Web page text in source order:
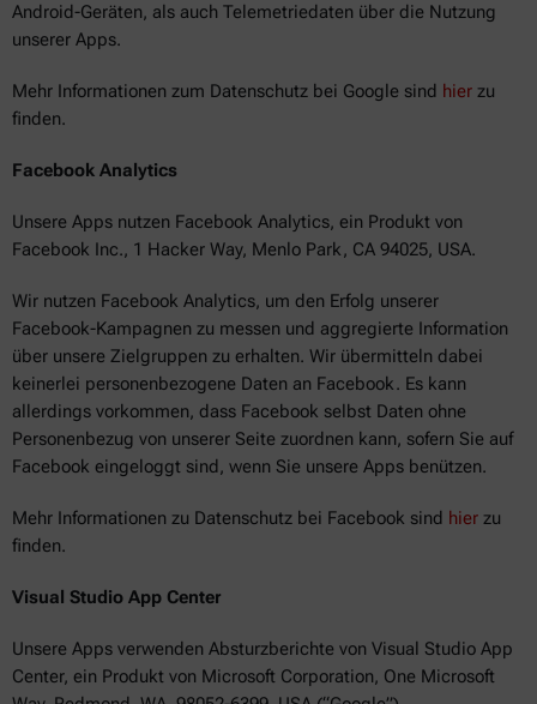
Android-Geräten, als auch Telemetriedaten über die Nutzung
unserer Apps.
Mehr Informationen zum Datenschutz bei Google sind hier zu
finden.
Facebook Analytics
Unsere Apps nutzen Facebook Analytics, ein Produkt von
Facebook Inc., 1 Hacker Way, Menlo Park, CA 94025, USA.
Wir nutzen Facebook Analytics, um den Erfolg unserer
Facebook-Kampagnen zu messen und aggregierte Information
über unsere Zielgruppen zu erhalten. Wir übermitteln dabei
keinerlei personenbezogene Daten an Facebook. Es kann
allerdings vorkommen, dass Facebook selbst Daten ohne
Personenbezug von unserer Seite zuordnen kann, sofern Sie auf
Facebook eingeloggt sind, wenn Sie unsere Apps benützen.
Mehr Informationen zu Datenschutz bei Facebook sind hier zu
finden.
Visual Studio App Center
Unsere Apps verwenden Absturzberichte von Visual Studio App
Center, ein Produkt von Microsoft Corporation, One Microsoft